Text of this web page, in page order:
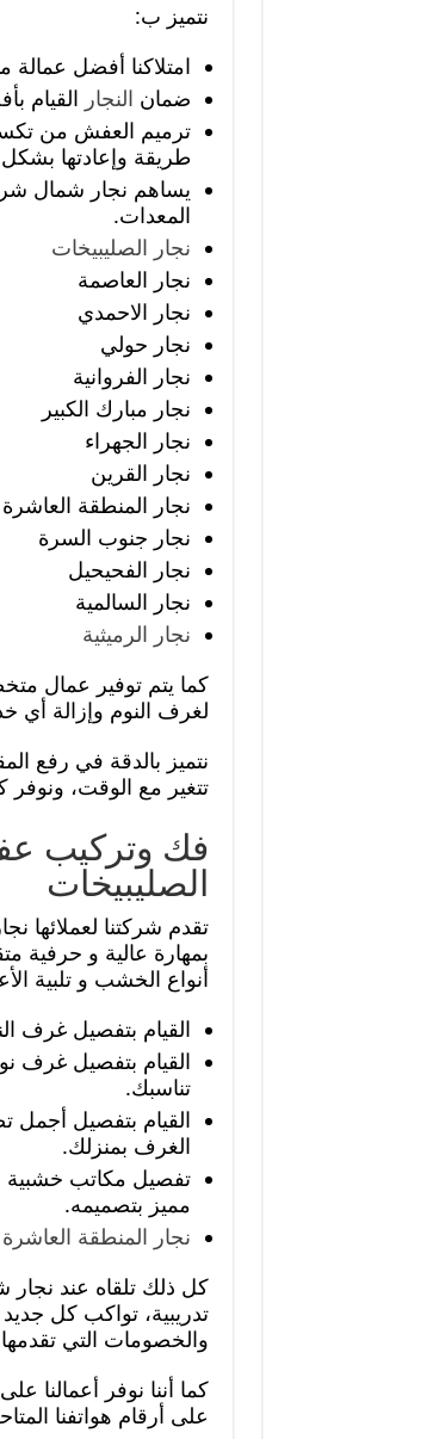
نتميز ب:
امتلاكنا أفضل
ضمان النجار القيام
ترميم العفش من
طريقة وإعادتها
يساهم نجار شمال
المعدات.
نجار الصليبيخات
نجار العاصمة
نجار الاحمدي
نجار حولي
نجار الفروانية
نجار مبارك الكبير
نجار الجهراء
نجار القرين
نجار المنطقة العاشرة
نجار جنوب السرة
نجار الفحيحيل
نجار السالمية
نجار الرميثية
كما يتم توفير عمال
لغرف النوم وإزالة أي
نتميز بالدقة في رفع
تتغير مع الوقت، ونوفر
فك وتركيب
الصليبيخات
تقدم شركتنا لعملائها
بمهارة عالية و حرفية
أنواع الخشب و تلبية
القيام بتفصيل غرف
القيام بتفصيل غرف
تناسبك.
القيام بتفصيل أجمل
الغرف بمنزلك.
تفصيل مكاتب خشبية
مميز بتصميمه.
نجار المنطقة العاشرة
كل ذلك تلقاه عند
تدريبية، تواكب كل
والخصومات التي
كما أننا نوفر أعمالنا
على أرقام هواتفنا